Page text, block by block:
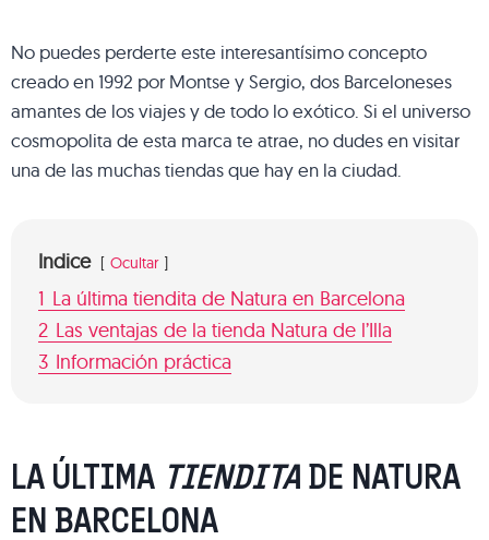
No puedes perderte este interesantísimo concepto
creado en 1992 por Montse y Sergio, dos Barceloneses
amantes de los viajes y de todo lo exótico. Si el universo
cosmopolita de esta marca te atrae, no dudes en visitar
una de las muchas tiendas que hay en la ciudad.
Indice Ocultar
1 La última tiendita de Natura en Barcelona
2 Las ventajas de la tienda Natura de l’Illa
3 Información práctica
LA ÚLTIMA TIENDITA DE NATURA
EN BARCELONA